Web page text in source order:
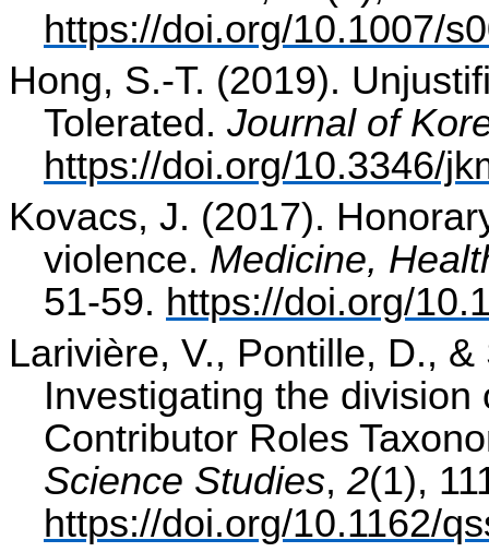
https://doi.org/10.1007/
Hong, S.-T. (2019).
Tolerated. Journal of
https://doi.org/10.3346/
Kovacs, J. (2017).
violence. Medicine,
51-59. https://doi.org/
Larivière, V., Pontille, D.,
Investigating the
Contributor Roles
Science Studies, 2(1),
https://doi.org/10.1162/